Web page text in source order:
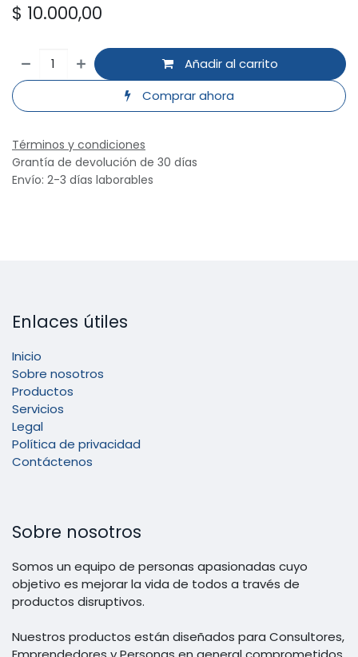
$ 10.000,00
Añadir al carrito
Comprar ahora
Términos y condiciones
Grantía de devolución de 30 días
Envío: 2-3 días laborables
Enlaces útiles
Inicio
Sobre nosotros
Productos
Servicios
Legal
Política de privacidad
Contáctenos
Sobre nosotros
Somos un equipo de personas apasionadas cuyo
objetivo es mejorar la vida de todos a través de
productos disruptivos.
Nuestros productos están diseñados para Consultores,